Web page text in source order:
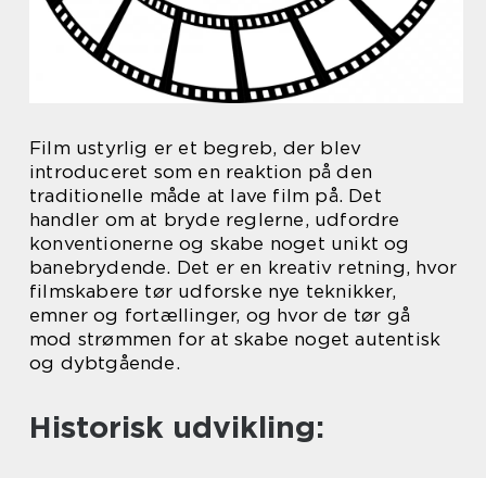
Film ustyrlig er et begreb, der blev
introduceret som en reaktion på den
traditionelle måde at lave film på. Det
handler om at bryde reglerne, udfordre
konventionerne og skabe noget unikt og
banebrydende. Det er en kreativ retning, hvor
filmskabere tør udforske nye teknikker,
emner og fortællinger, og hvor de tør gå
mod strømmen for at skabe noget autentisk
og dybtgående.
Historisk udvikling: